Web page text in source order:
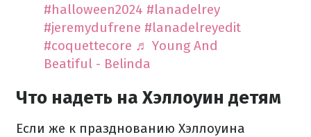
#halloween2024 #lanadelrey
#jeremydufrene #lanadelreyedit
#coquettecore ♬ Young And
Beatiful - Belinda
Что надеть на Хэллоуин детям
Если же к празднованию Хэллоуина